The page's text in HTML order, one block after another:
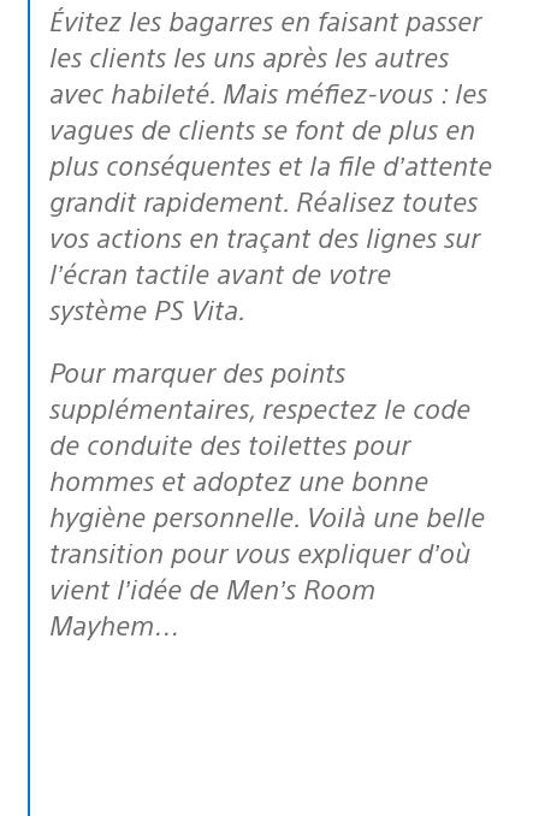
Évitez les bagarres en faisant passer
les clients les uns après les autres
avec habileté. Mais méfiez-vous : les
vagues de clients se font de plus en
plus conséquentes et la file d’attente
grandit rapidement. Réalisez toutes
vos actions en traçant des lignes sur
l’écran tactile avant de votre
système PS Vita.
Pour marquer des points
supplémentaires, respectez le code
de conduite des toilettes pour
hommes et adoptez une bonne
hygiène personnelle. Voilà une belle
transition pour vous expliquer d’où
vient l’idée de Men’s Room
Mayhem…